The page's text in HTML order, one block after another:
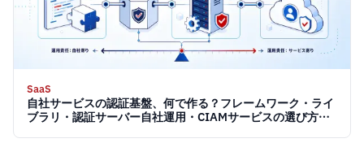
SaaS
自社サービスの認証基盤、何で作る？フレームワーク・ライ
ブラリ・認証サーバー自社運用・CIAMサービスの選び方